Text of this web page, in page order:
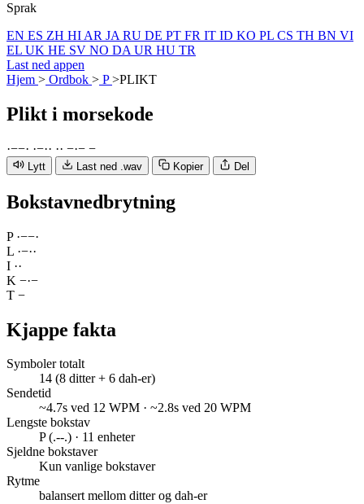
Sprak
EN ES ZH HI AR JA RU DE PT FR IT ID KO PL CS TH BN VI
EL UK HE SV NO DA UR HU TR
Last ned appen
Hjem > Ordbok > P>PLIKT
Plikt i morsekode
·−−· ·−·· ·· −·− −
Lytt Last ned .wav Kopier Del
Bokstavnedbrytning
P ·−−·
L ·−··
I ··
K −·−
T −
Kjappe fakta
Symboler totalt
14 (8 ditter + 6 dah-er)
Sendetid
~4.7s ved 12 WPM · ~2.8s ved 20 WPM
Lengste bokstav
P (.--.) · 11 enheter
Sjeldne bokstaver
Kun vanlige bokstaver
Rytme
balansert mellom ditter og dah-er